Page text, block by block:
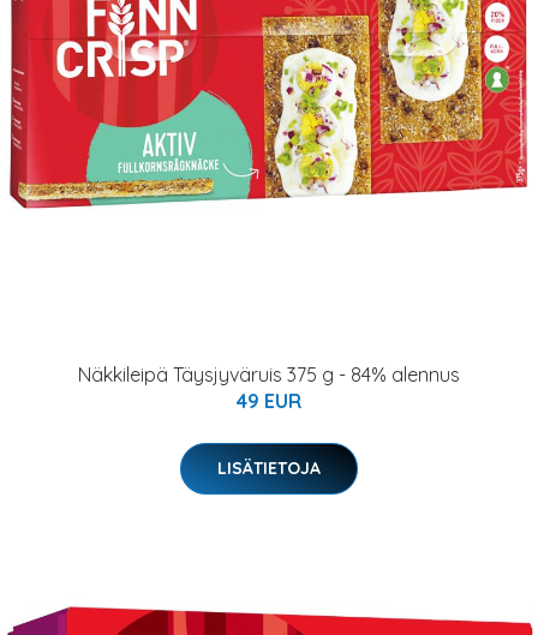
Näkkileipä Täysjyväruis 375 g - 84% alennus
49 EUR
LISÄTIETOJA